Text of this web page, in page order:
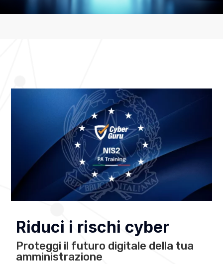
Riduci i rischi cyber
Proteggi il futuro digitale della tua
amministrazione